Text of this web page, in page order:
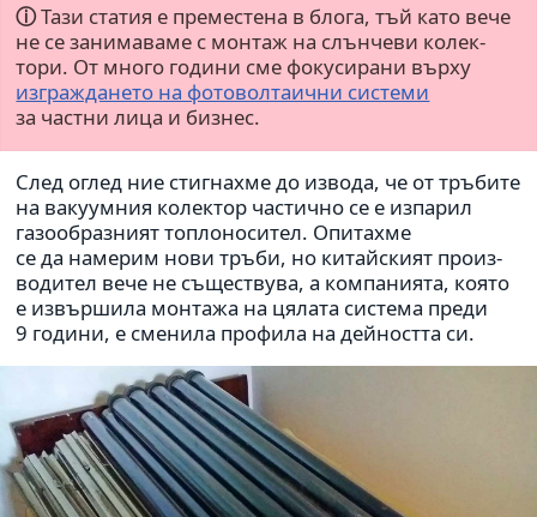
ⓘТази статия е пре­ме­стена в блога, тъй като вече
не се зани­ма­ваме с монтаж на слън­чеви колек­
тори. От много години сме фоку­си­рани върху
изграж­да­нето на фото­вол­та­ични системи
за частни лица и бизнес.
След оглед ние стиг­на­хме до извода, че от тръ­бите
на ваку­ум­ния колек­тор частично се е изпа­рил
газо­об­раз­ният топло­но­си­тел. Опитахме
се да наме­рим нови тръби, но китай­ският про­из­
во­ди­тел вече не съще­ствува, а ком­па­ни­ята, която
е извър­шила мон­тажа на цялата система преди
9 години, е сме­нила про­фила на дей­но­стта си.